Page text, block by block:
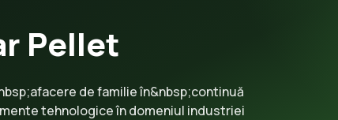
Pellet
de familie în&nbsp;continuă
tehnologice în domeniul industriei